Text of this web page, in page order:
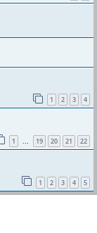
1 2 3 4
1 ... 19 20 21 22
1 2 3 4 5